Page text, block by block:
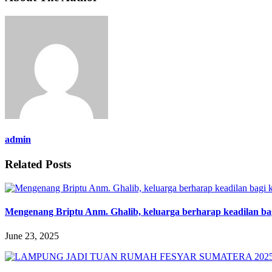
admin
Related Posts
Mengenang Briptu Anm. Ghalib, keluarga berharap keadilan
June 23, 2025